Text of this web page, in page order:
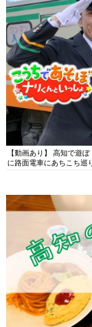
【動画あり】 高知で遊
に路面電車にあちこち巡